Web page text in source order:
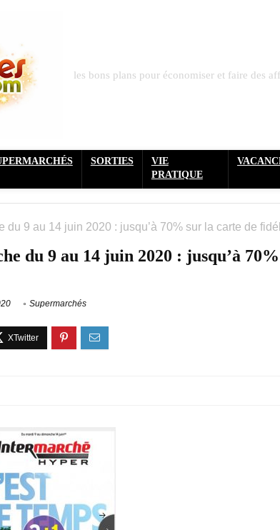
les bons plans pour économiser et faire des
SORTIES
VIE
PRATIQUE
du 9 au 14 juin 2020 : jusqu’à 70% sur la carte de
du 9 au 14 juin 2020 : jusqu’à
Supermarchés